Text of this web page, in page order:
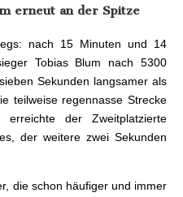
erneut an der Spitze
nach 15 Minuten und 14
Tobias Blum nach 5300
Sekunden langsamer als
teilweise regennasse Strecke
der Zweitplatzierte
der weitere zwei Sekunden
die schon häufiger und immer